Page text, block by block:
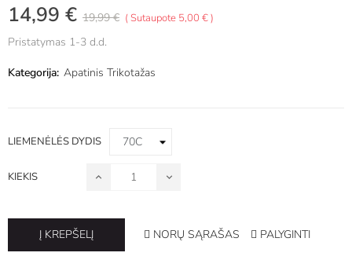
14,99 € 19,99 € Sutaupote 5,00 €
Pristatymas 1-3 d.d.
Kategorija: Apatinis Trikotažas
LIEMENĖLĖS DYDIS
KIEKIS
Į KREPŠELĮ NORŲ SĄRAŠAS PALYGINTI